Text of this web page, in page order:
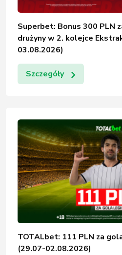
Superbet: Bonus 300 PLN
drużyny w 2. kolejce
03.08.2026)
Szczegóły
TOTALbet: 111 PLN za
(29.07-02.08.2026)